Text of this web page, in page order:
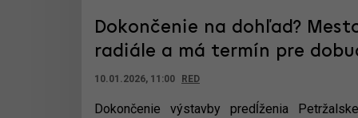
Dokončenie na dohľad?
radiále a má termín pre
10.01.2026, 11:00 RED
Dokončenie výstavby predĺženia